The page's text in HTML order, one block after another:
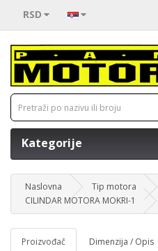
RSD
Kategorije
Naslovna Tip motora
CILINDAR MOTORA MOKRI-1
Proizvođač Dimenzija / Opis